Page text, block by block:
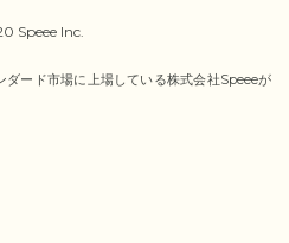
Speee Inc.
ダード市場に上場している株式会社Speeeが